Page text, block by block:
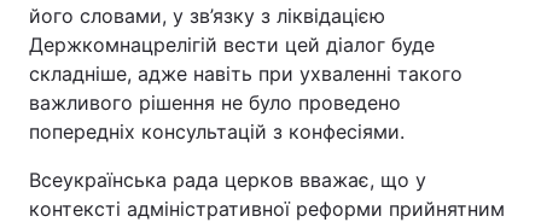
його словами, у зв’язку з ліквідацією
Держкомнацрелігій вести цей діалог буде
складніше, адже навіть при ухваленні такого
важливого рішення не було проведено
попередніх консультацій з конфесіями.
Всеукраїнська рада церков вважає, що у
контексті адміністративної реформи прийнятним